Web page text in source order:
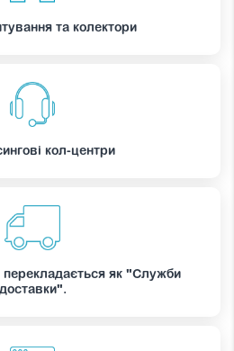
та колектори
кол-центри
як "Служби
доставки".